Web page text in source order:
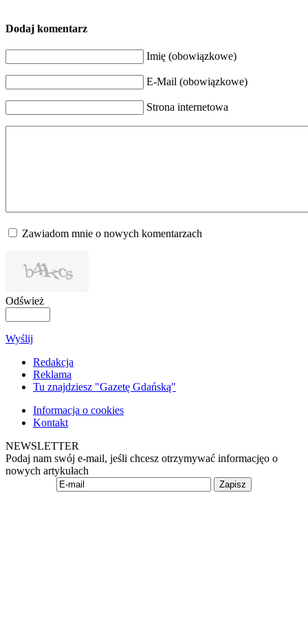
Dodaj komentarz
Imię (obowiązkowe)
E-Mail (obowiązkowe)
Strona internetowa
Zawiadom mnie o nowych komentarzach
Odśwież
Wyślij
Redakcja
Reklama
Tu znajdziesz "Gazetę Gdańską"
Informacja o cookies
Kontakt
NEWSLETTER
Podaj nam swój e-mail, jeśli chcesz otrzymywać informacjęo o
nowych artykułach
Zapisz